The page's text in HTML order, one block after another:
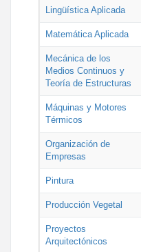
Lingüística Aplicada
Matemática Aplicada
Mecánica de los
Medios Continuos y
Teoría de Estructuras
Máquinas y Motores
Térmicos
Organización de
Empresas
Pintura
Producción Vegetal
Proyectos
Arquitectónicos